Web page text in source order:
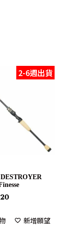
2-6週出貨
DESTROYER
新增願望